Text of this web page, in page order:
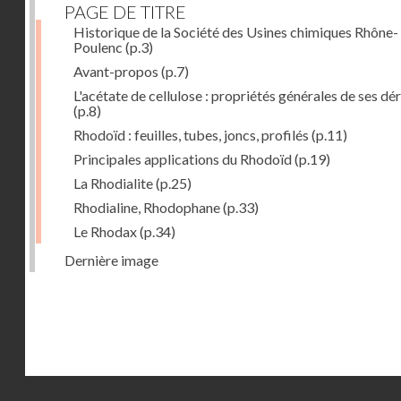
PAGE DE TITRE
Historique de la Société des Usines chimiques Rhône-
Poulenc (p.3)
Avant-propos (p.7)
L'acétate de cellulose : propriétés générales de ses
(p.8)
Rhodoïd : feuilles, tubes, joncs, profilés (p.11)
Principales applications du Rhodoïd(p.19)
La Rhodialite(p.25)
Rhodialine, Rhodophane(p.33)
Le Rhodax(p.34)
Dernière image